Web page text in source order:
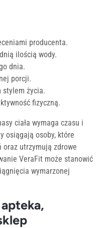
producenta.
ilością wody.
dnia.
porcji.
stylem życia.
fizyczną.
ciała wymaga czasu i
osiągają osoby, które
oraz utrzymują zdrowe
VeraFit może stanowić
wymarzonej